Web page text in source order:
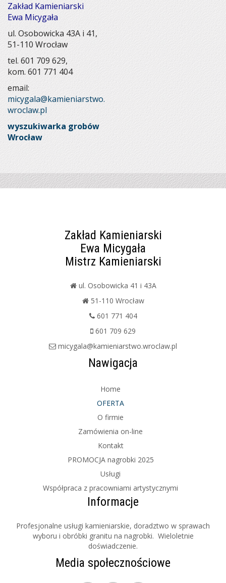
Zakład Kamieniarski
Ewa Micygała
ul. Osobowicka 43A i 41,
51-110 Wrocław
tel. 601 709 629,
kom. 601 771 404
email:
micygala@kamieniarstwo.
wroclaw.pl
wyszukiwarka grobów
Wrocław
Zakład Kamieniarski
Ewa Micygała
Mistrz Kamieniarski
ul. Osobowicka 41 i 43A
51-110 Wrocław
601 771 404
601 709 629
micygala@kamieniarstwo.wroclaw.pl
Nawigacja
Home
OFERTA
O firmie
Zamówienia on-line
Kontakt
PROMOCJA nagrobki 2025
Usługi
Współpraca z pracowniami artystycznymi
Informacje
Profesjonalne usługi kamieniarskie, doradztwo w sprawach
wyboru i obróbki granitu na nagrobki. Wieloletnie
doświadczenie.
Media społecznościowe